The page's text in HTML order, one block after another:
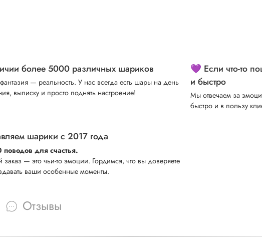
более 5000 различных шариков
— реальность. У нас всегда есть шары на день
выписку и просто поднять настроение!
💜 Если что-то
и быстро
Мы отвечаем за
быстро и в пользу
шарики с 2017 года
для счастья.
— это чьи-то эмоции. Гордимся, что вы доверяете
ваши особенные моменты.
Отзывы